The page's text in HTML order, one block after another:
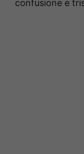
confusione e